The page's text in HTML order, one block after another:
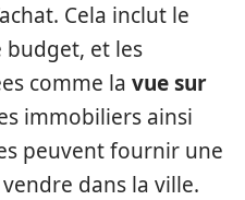
Cela inclut le
budget, et les
comme la vue sur
immobiliers ainsi
peuvent fournir une
dans la ville.